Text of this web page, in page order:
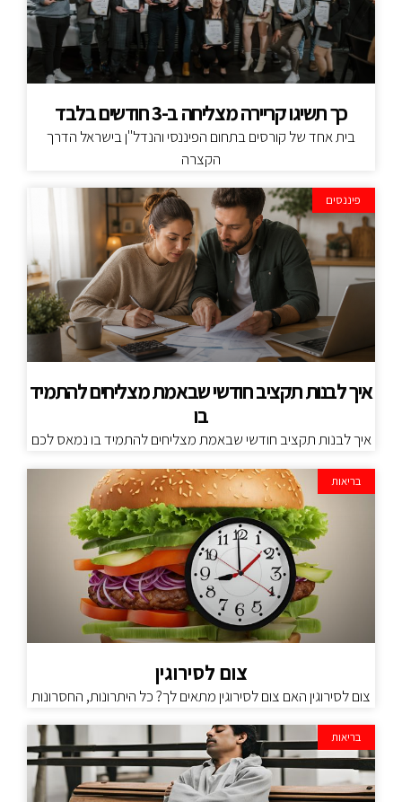
כך תשיגו קריירה מצליחה ב-3 חודשים בלבד
בית אחד של קורסים בתחום הפיננסי והנדל"ן בישראל הדרך
הקצרה
פיננסים
איך לבנות תקציב חודשי שבאמת מצליחים להתמיד
בו
איך לבנות תקציב חודשי שבאמת מצליחים להתמיד בו נמאס לכם
בריאות
צום לסירוגין
צום לסירוגין האם צום לסירוגין מתאים לך? כל היתרונות, החסרונות
בריאות